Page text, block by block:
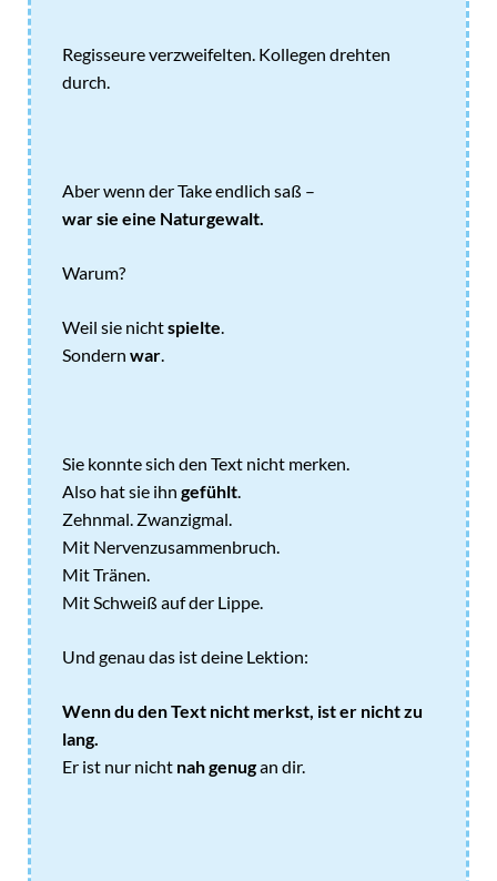
Regisseure verzweifelten. Kollegen drehten
durch.
Aber wenn der Take endlich saß –
war sie eine Naturgewalt.
Warum?
Weil sie nichtspielte
Sondern war
Sie konnte sich den Text nicht merken.
Also hat sie ihn gefühlt
Zehnmal. Zwanzigmal.
Mit Nervenzusammenbruch.
Mit Tränen.
Mit Schweiß auf der Lippe.
Und genau das ist deine Lektion:
Wenn du den Text nicht merkst, ist er nicht zu
lang.
Er ist nur nicht nah genugan dir.